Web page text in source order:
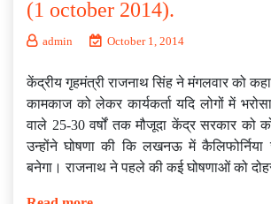
(1 october 2014).
admin October 1, 2014
केंद्रीय गृहमंत्री राजनाथ सिंह ने मंगलवार को
कामकाज को लेकर कार्यकर्ता यदि लोगों में
वाले 25-30 वर्षों तक मौजूदा केंद्र सरकार को
उन्होंने घोषणा की कि लखनऊ में
बनेगा। राजनाथ ने पहले की कई घोषणाओं को